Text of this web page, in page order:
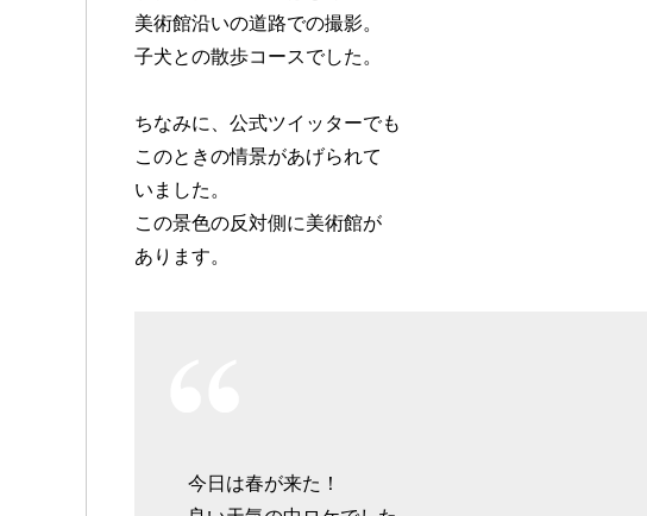
美術館沿いの道路での撮影。
子犬との散歩コースでした。
ちなみに、公式ツイッターでも
このときの情景があげられて
いました。
この景色の反対側に美術館が
あります。
今日は春が来た！